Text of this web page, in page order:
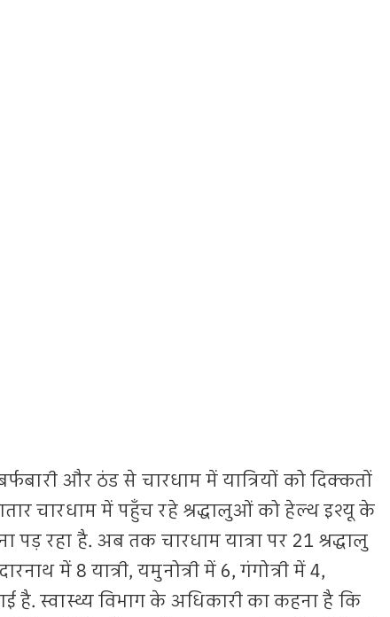
और ठंड से चारधाम में यात्रियों को दिक्कतों
चारधाम में पहुँच रहे श्रद्धालुओं को हेल्थ इश्यू के
रहा है. अब तक चारधाम यात्रा पर 21 श्रद्धालु
में 8 यात्री, यमुनोत्री में 6, गंगोत्री में 4,
है. स्वास्थ्य विभाग के अधिकारी का कहना है कि